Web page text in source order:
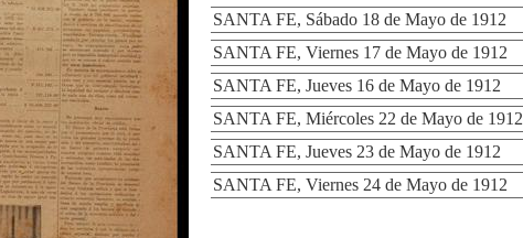
SANTA FE, Sábado 18 de Mayo de 1912
SANTA FE, Viernes 17 de Mayo de 1912
SANTA FE, Jueves 16 de Mayo de 1912
SANTA FE, Miércoles 22 de Mayo de 1912
SANTA FE, Jueves 23 de Mayo de 1912
SANTA FE, Viernes 24 de Mayo de 1912